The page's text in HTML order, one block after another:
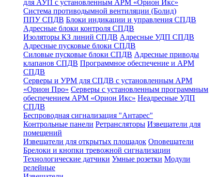
для АУП с установленным АРМ «Орион Икс»
Система противодымной вентиляции (Болид)
ППУ СПДВ Блоки индикации и управления СПДВ
Адресные блоки контроля СПДВ
Изоляторы КЗ линий СПДВ Адресные УДП СПДВ
Адресные пусковые блоки СПДВ
Силовые пусковые блоки СПДВ Адресные приводы
клапанов СПДВ Программное обеспечение и АРМ
СПДВ
Серверы и УРМ для СПДВ с установленным АРМ
«Орион Про» Серверы с установленным программным
обеспечением АРМ «Орион Икс» Неадресные УДП
СПДВ
Беспроводная сигнализация "Антарес"
Контрольные панели Ретрансляторы Извещатели для
помещений
Извещатели для открытых площадок Оповещатели
Брелоки и кнопки тревожной сигнализации
Технологические датчики Умные розетки Модули
релейные